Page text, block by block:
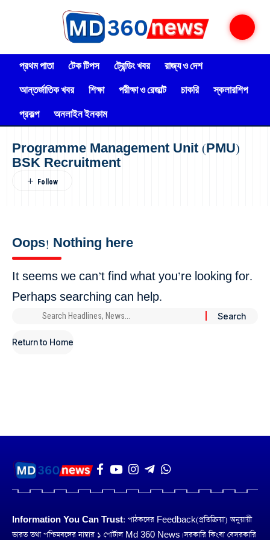
প্রথম পাতা টেক টিপস ট্রেন্ডিং খবর
রাজ্য ও দেশ
আন্তর্জাতিক খবর
শিক্ষা পরীক্ষা ও রেজাল্ট চাকরি
স্কলারশিপ
প্রকল্প
অনলাইন ইনকাম
Programme Management Unit (PMU)
BSK Recruitment
Oops! Nothing here
It seems we can’t find what you’re looking for.
Perhaps searching can help.
Return to Home
Information You Can Trust: পাঠকদের Feedback(প্রতিক্রিয়া) অনুয়ায়ী
ভারত তথা পশ্চিমবঙ্গের নাম্বার ১ পোর্টাল Md 360 News। সরকারি কিংবা বেসরকারি